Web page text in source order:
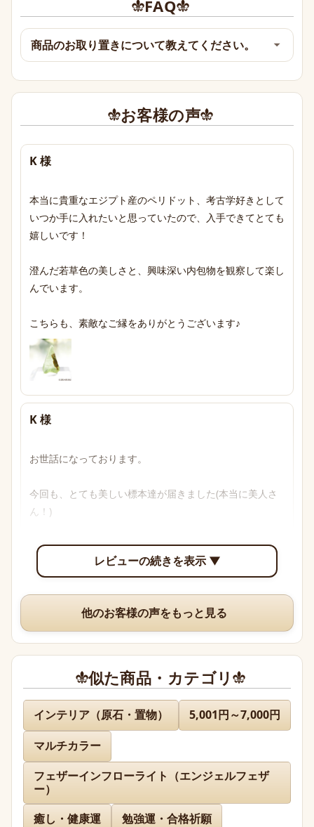
FAQ
商品のお取り置きについて教えてください。
お客様の声
K 様
本当に貴重なエジプト産のペリドット、考古学好きとして
いつか手に入れたいと思っていたので、入手できてとても
嬉しいです！
澄んだ若草色の美しさと、興味深い内包物を観察して楽し
んでいます。
こちらも、素敵なご縁をありがとうございます♪
K 様
お世話になっております。
今回も、とても美しい標本達が届きました(本当に美人さ
ん！)
透明感のあるブルーからパープル、多色性がはっきり確認
できて眺めていて楽しいです。
いつも、丁寧な梱包や手書きのメッセージ、そして素敵な
オマケまでありがとうございますm(*_ _)m
名無し 様
先日通販を利用させて頂きましたが迅速に対応、お送り下
さりまして有難うございました。
どのお品物も画像で見た以上に美しく、お迎えできて本当
に嬉しかったです。
レビューの続きを表示 ▼
他のお客様の声をもっと見る
似た商品・カテゴリ
インテリア（原石・置物）
5,001円～7,000円
マルチカラー
フェザーインフローライト（エンジェルフェザ
ー）
癒し・健康運
勉強運・合格祈願